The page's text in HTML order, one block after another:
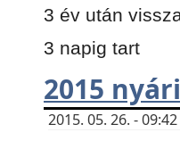
3 év után
3 napig tart
2015
2015. 05. 26. -